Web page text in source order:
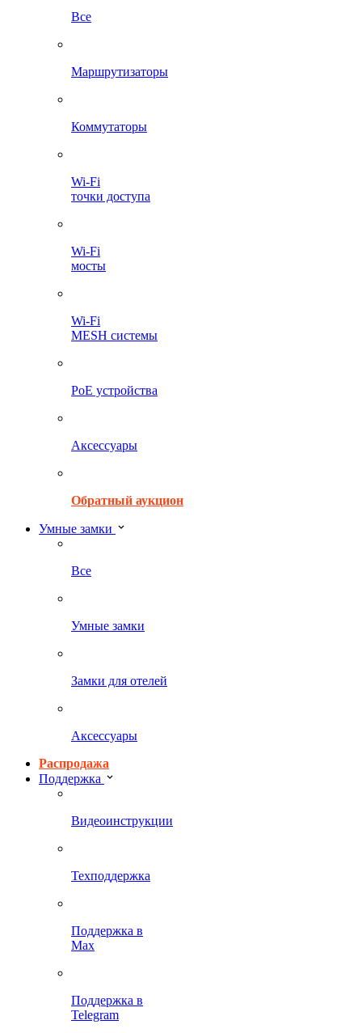
Все
Маршрутизаторы
Коммутаторы
Wi-Fi
точки доступа
Wi-Fi
мосты
Wi-Fi
MESH системы
PoE устройства
Аксессуары
Обратный аукцион
Умные замки
Все
Умные замки
Замки для отелей
Аксессуары
Распродажа
Поддержка
Видеоинструкции
Техподдержка
Поддержка в
Max
Поддержка в
Telegram